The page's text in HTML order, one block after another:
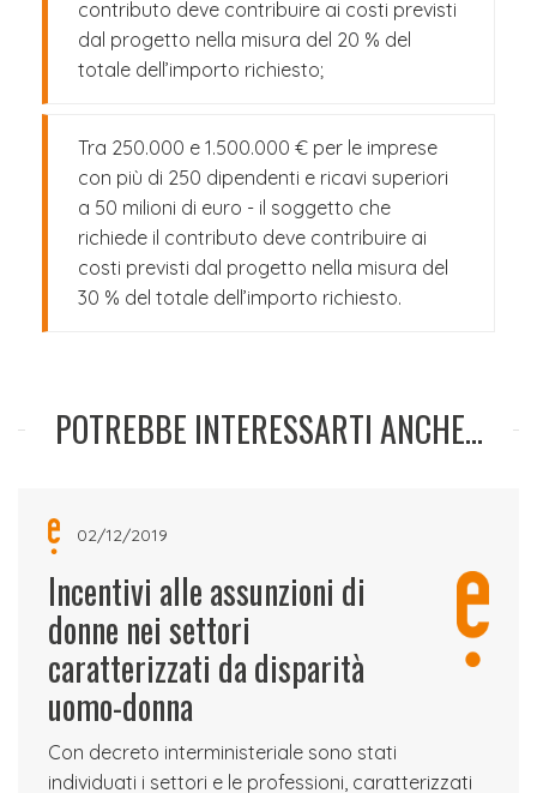
contributo deve contribuire ai costi previsti
dal progetto nella misura del 20 % del
totale dell’importo richiesto;
Tra 250.000 e 1.500.000 € per le imprese
con più di 250 dipendenti e ricavi superiori
a 50 milioni di euro - il soggetto che
richiede il contributo deve contribuire ai
costi previsti dal progetto nella misura del
30 % del totale dell’importo richiesto.
POTREBBE INTERESSARTI ANCHE...
02/12/2019
Incentivi alle assunzioni di
donne nei settori
caratterizzati da disparità
uomo-donna
Con decreto interministeriale sono stati
individuati i settori e le professioni, caratterizzati